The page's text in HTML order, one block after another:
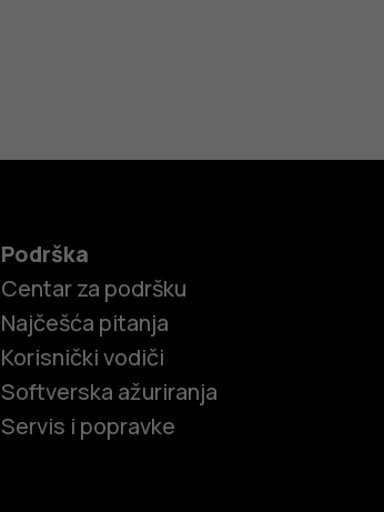
Podrška
Centar za podršku
Najčešća pitanja
Korisnički vodiči
Softverska ažuriranja
Servis i popravke